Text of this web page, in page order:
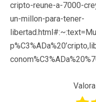
cripto-reune-a-7000-
un-millon-para-tener-